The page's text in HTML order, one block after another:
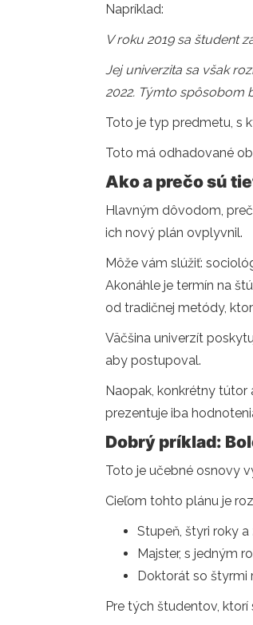
Napríklad:
V roku 2019 sa študent
Jej univerzita sa však
2022. Týmto spôsobom
Toto je typ predmetu, s
Toto má odhadované
Ako a prečo sú
Hlavným dôvodom,
ich nový plán ovplyvnil.
Môže vám slúžiť:
Akonáhle je termín na
od tradičnej metódy,
Väčšina univerzít
aby postupoval.
Naopak, konkrétny
prezentuje iba
Dobrý príklad:
Toto je učebné osnovy
Cieľom tohto plánu je
Stupeň, štyri roky
Majster, s jedným
Doktorát so štyrmi
Pre tých študentov,